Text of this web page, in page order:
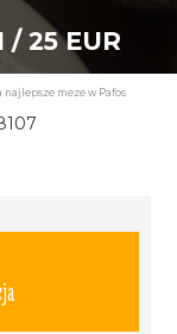
/ 25 EUR
najlepsze meze w Pafos